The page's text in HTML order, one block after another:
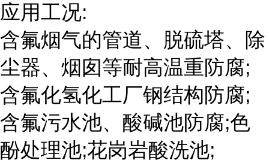
应用工况:
含氟烟气的管道、脱硫塔、除
尘器、烟囱等耐高温重防腐;
含氟化氢化工厂钢结构防腐;
含氟污水池、酸碱池防腐;色
酚处理池;花岗岩酸洗池;